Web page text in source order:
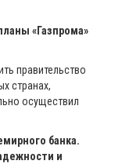
«Газпрома»
правительство
странах,
осуществил
банка.
и